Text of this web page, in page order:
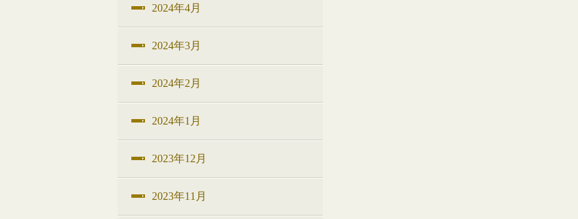
2024年4月
2024年3月
2024年2月
2024年1月
2023年12月
2023年11月